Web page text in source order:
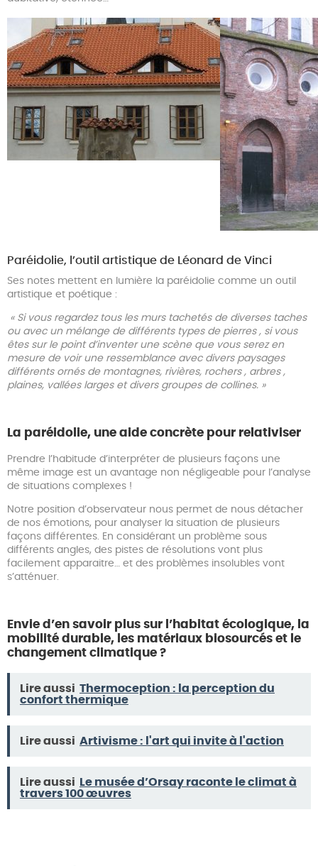
Paréidolie, l’outil artistique de Léonard de Vinci
Ses notes mettent en lumière la paréidolie comme un outil
artistique et poétique :
« Si vous regardez tous les murs tachetés de diverses taches
ou avec un mélange de différents types de pierres , si vous
êtes sur le point d’inventer une scène que vous serez en
mesure de voir une ressemblance avec divers paysages
différents ornés de montagnes, rivières, rochers , arbres ,
plaines, vallées larges et divers groupes de collines. »
La paréidolie, une aide concrète pour relativiser
Prendre l’habitude d’interpréter de plusieurs façons une
même image est un avantage non négligeable pour l’analyse
de situations complexes !
Notre position d’observateur nous permet de nous détacher
de nos émotions, pour analyser la situation de plusieurs
façons différentes. En considérant un problème sous
différents angles, des pistes de résolutions vont plus
facilement apparaitre… et des problèmes insolubles vont
s’atténuer.
Envie d’en savoir plus sur l’habitat écologique, la
mobilité durable, les matériaux biosourcés et le
changement climatique ?
Lire aussi Thermoception : la perception du
confort thermique
Lire aussi Artivisme : l'art qui invite à l'action
Lire aussi Le musée d’Orsay raconte le climat à
travers 100 œuvres